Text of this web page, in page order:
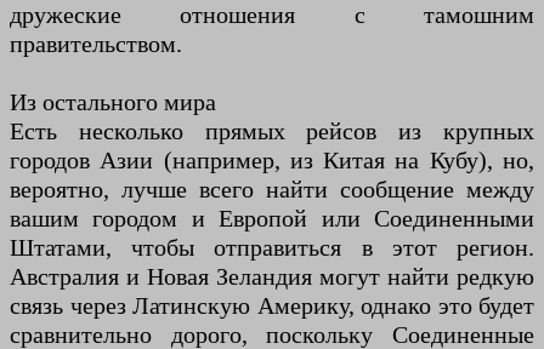
дружеские отношения с тамошним
правительством.
Из остального мира
Есть несколько прямых рейсов из крупных
городов Азии (например, из Китая на Кубу), но,
вероятно, лучше всего найти сообщение между
вашим городом и Европой или Соединенными
Штатами, чтобы отправиться в этот регион.
Австралия и Новая Зеландия могут найти редкую
связь через Латинскую Америку, однако это будет
сравнительно дорого, поскольку Соединенные